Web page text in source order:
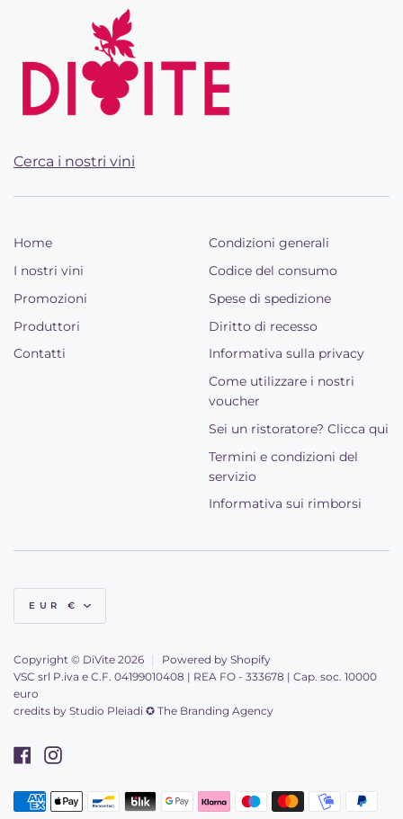
Cerca i nostri vini
Home
I nostri vini
Promozioni
Produttori
Contatti
Condizioni generali
Codice del consumo
Spese di spedizione
Diritto di recesso
Informativa sulla privacy
Come utilizzare i nostri
voucher
Sei un ristoratore? Clicca qui
Termini e condizioni del
servizio
Informativa sui rimborsi
Valuta
EUR €
Copyright © DiVite 2026 |
Powered by Shopify
VSC srl P.iva e C.F. 04199010408 | REA FO - 333678 | Cap. soc. 10000
euro
credits by Studio Pleiadi ✪ The Branding Agency